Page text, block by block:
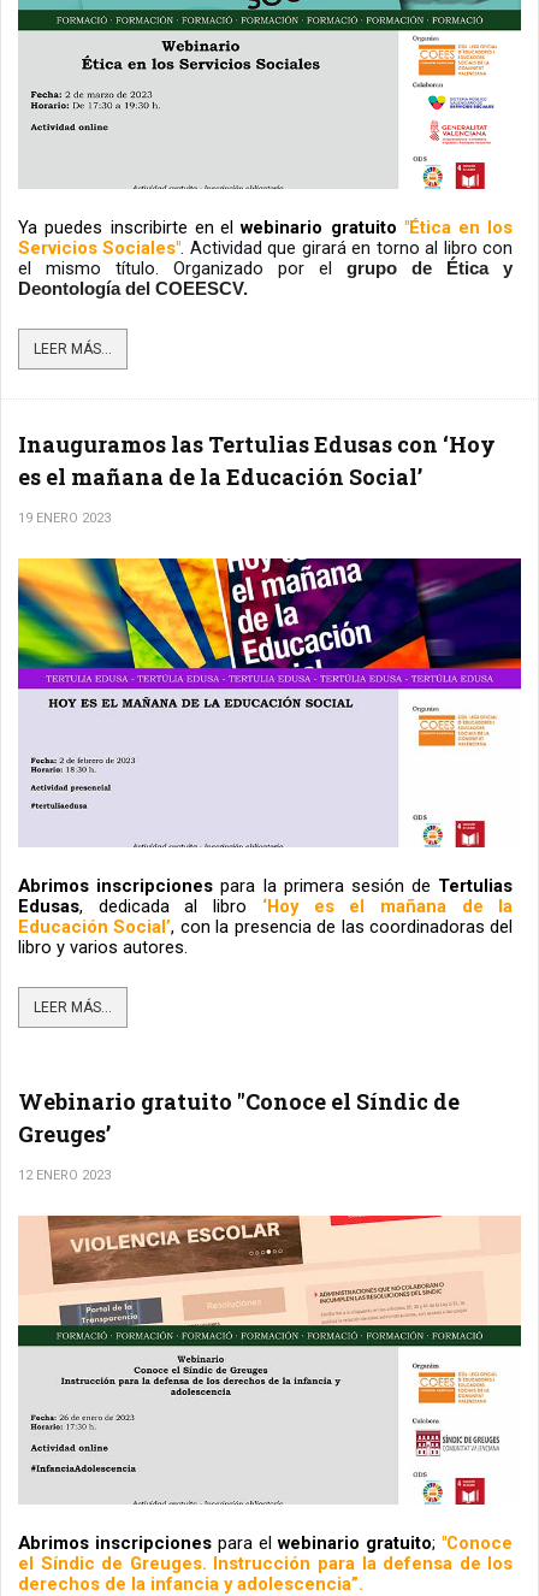
Ya puedes inscribirte en el webinario gratuito "Ética en los
Servicios Sociales". Actividad que girará en torno al libro con
el mismo título. Organizado por el grupo de Ética y
Deontología del COEESCV.
LEER MÁS...
Inauguramos las Tertulias Edusas con ‘Hoy
es el mañana de la Educación Social’
19 ENERO 2023
Abrimos inscripciones para la primera sesión de Tertulias
Edusas, dedicada al libro ‘Hoy es el mañana de la
Educación Social’, con la presencia de las coordinadoras del
libro y varios autores.
LEER MÁS...
Webinario gratuito "Conoce el Síndic de
Greuges’
12 ENERO 2023
Abrimos inscripciones para el webinario gratuito; "Conoce
el Síndic de Greuges. Instrucción para la defensa de los
derechos de la infancia y adolescencia”.